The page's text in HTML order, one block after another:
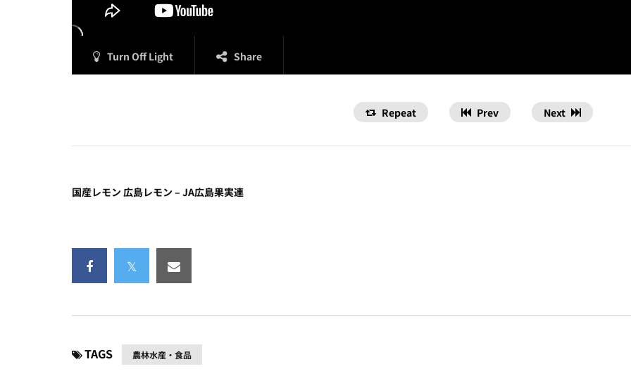
Turn Off Light Share
Repeat Prev Next
国産レモン 広島レモン – JA広島果実連
TAGS 農林水産・食品